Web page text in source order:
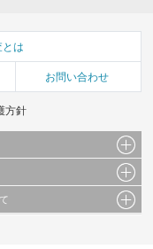
は
お問い合わせ
方針
画像データ等）及びこれらの配
次利用を行うことは固く禁じて
提出された見解・感想です。
覧ください。
ンテンツや広告の表示、ソー